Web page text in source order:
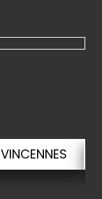
VINCENNES